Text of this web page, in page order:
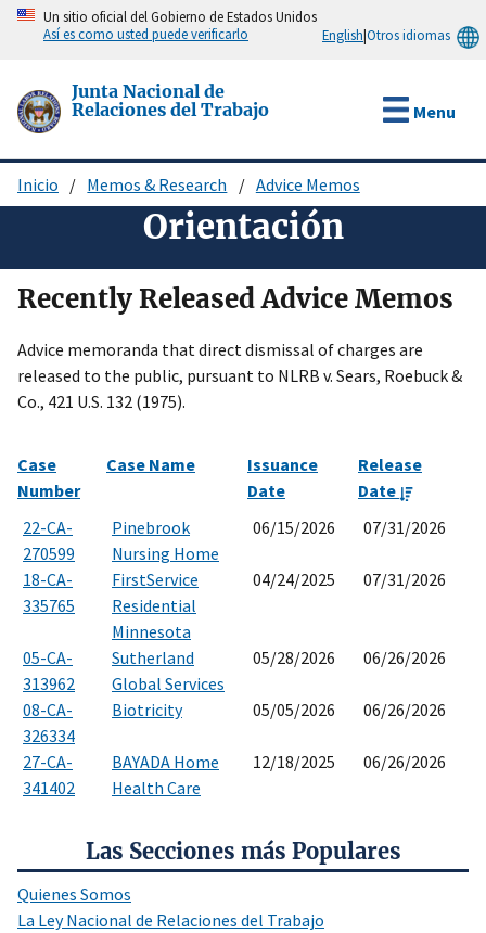
Pasar
principal
Un sitio oficial del Gobierno de Estados Unidos
Así es como usted puede verificarlo
English|Otros idiomas
Junta Nacional de
Relaciones del Trabajo
Menu
Sobrescribir
ayuda
la
navegación
Inicio Memos & Research Advice Memos
Orientación
Las Secciones más Populares
Quienes Somos
La Ley Nacional de Relaciones del Trabajo
Recently Released Advice Memos
Advice memoranda that direct dismissal of charges are
released to the public, pursuant to NLRB v. Sears, Roebuck &
Co., 421 U.S. 132 (1975).
Case
Number
Case Name
Issuance
Date
Release
Date
22-CA-
270599
Pinebrook
Nursing Home
06/15/2026 07/31/2026
18-CA-
335765
FirstService
Residential
Minnesota
04/24/2025 07/31/2026
05-CA-
313962
Sutherland
Global Services
05/28/2026 06/26/2026
08-CA-
326334
Biotricity 05/05/2026 06/26/2026
27-CA-
341402
BAYADA Home
Health Care
12/18/2025 06/26/2026